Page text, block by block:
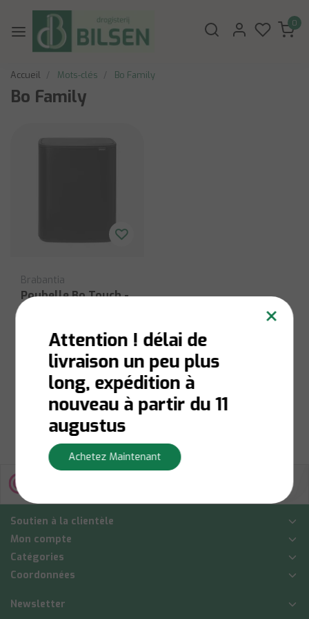
0
Accueil Mots-clés Bo Family
Bo Family
Brabantia
Poubelle Bo Touch -
En stock:Livraison en 1
à 3 jours ouvrables
Afficher
Soutien à la clientèle
Mon compte
Catégories
Coordonnées
Newsletter
×
Attention ! délai de
livraison un peu plus
long, expédition à
nouveau à partir du 11
augustus
Achetez Maintenant